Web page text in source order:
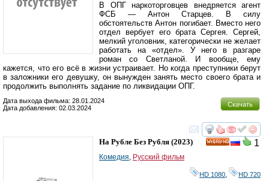
В ОПГ наркоторговцев внедряется агент
ФСБ — Антон Старцев. В силу
обстоятельств Антон погибает. Вместо него
отдел вербует его брата Сергея. Сергей,
мелкий уголовник, категорически не желает
работать на «отдел». У него в разгаре
роман со Светланой. И вообще, ему
кажется, что его всё в жизни устраивает. Но когда преступники берут
в заложники его девушку, он вынужден занять место своего брата и
продолжить выполнять задание по ликвидации ОПГ.
Скачать
Дата выхода фильма: 28.01.2024
Дата добавления: 02.03.2024
смотреть
1
На Рубле Без Рубля (2023)
Комедия, Русский фильм
HD 1080 HD 720